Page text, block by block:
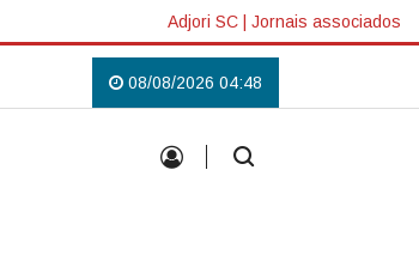
Adjori SC | Jornais associados
Uma tradição que voltou a reunir a comunidade
08/08/2026 04:48